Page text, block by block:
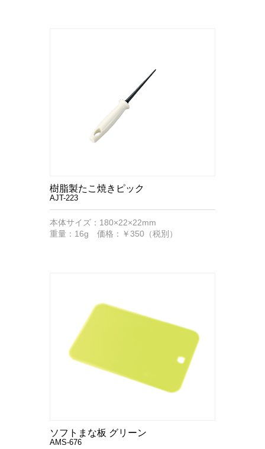
樹脂製たこ焼きピック
AJT-223
本体サイズ：180×22×22mm
重量：16g 価格：￥350（税別）
ソフトまな板 グリーン
AMS-676